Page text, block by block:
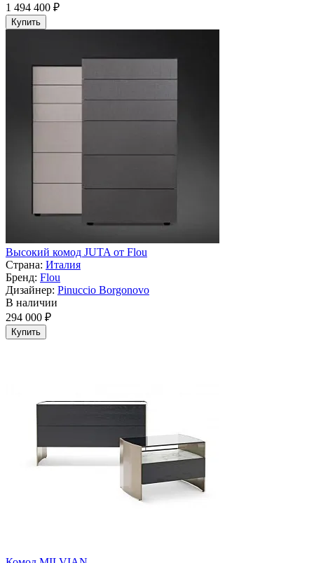
1 494 400 ₽
Купить
Высокий комод JUTA от Flou
Страна: Италия
Бренд: Flou
Дизайнер: Pinuccio Borgonovo
В наличии
294 000 ₽
Купить